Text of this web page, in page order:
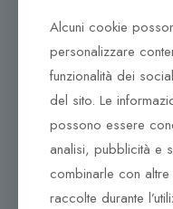
Tel.
Corso
Tel.
95042
Alcuni cookie
personalizzare
funzionalità dei
del sito. Le
possono essere
analisi, pubblicità e
combinarle con
raccolte durante